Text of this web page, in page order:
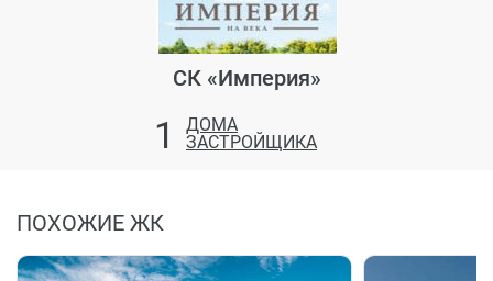
СК «Империя»
1
ДОМА
ЗАСТРОЙЩИКА
ПОХОЖИЕ ЖК